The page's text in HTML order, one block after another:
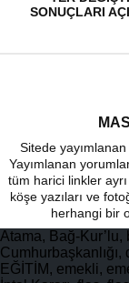
SONUÇLARI
Sitede
Yayımlanan
tüm harici linkler
köşe yazıları ve
herhangi bir
Atama, Bağ-
EĞİTİM, emekli,